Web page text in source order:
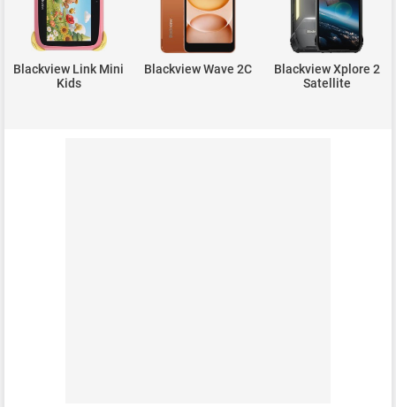
Blackview Link Mini
Kids
Blackview Wave 2C
Blackview Xplore 2
Satellite